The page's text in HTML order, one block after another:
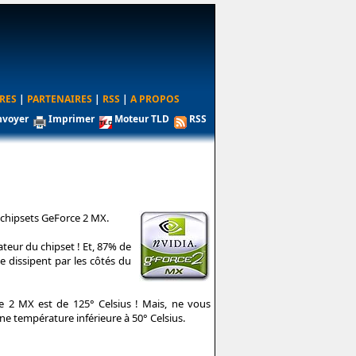
| PARTENAIRES | RSS | A PROPOS
Imprimer Moteur TLD RSS
GeForce 2 MX.
du chipset ! Et, 87% de
dissipent par les côtés du
2 MX est de 125° Celsius ! Mais, ne vous
température inférieure à 50° Celsius.